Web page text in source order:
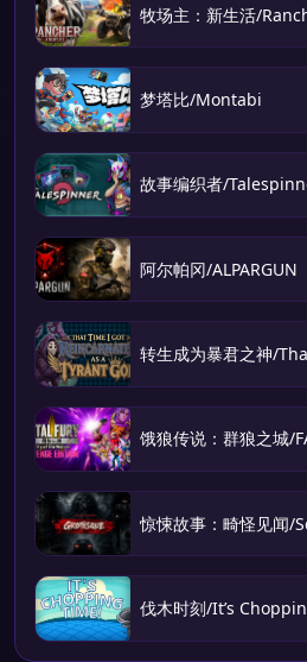
牧场主：新生活/
梦塔比/Montabi
故事编织者/
阿尔帕冈/ALPARGUN
转生成为暴君之神/
饿狼传说：群狼之城/
惊悚故事：畸怪见闻/
伐木时刻/It’s